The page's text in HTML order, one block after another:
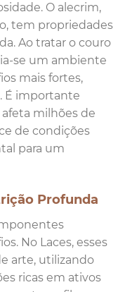
O alecrim,
tem propriedades
Ao tratar o couro
se um ambiente
mais fortes,
É importante
milhões de
de condições
para um
Profunda
No Laces, esses
arte, utilizando
ricas em ativos